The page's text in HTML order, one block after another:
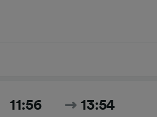
11:56 13:54